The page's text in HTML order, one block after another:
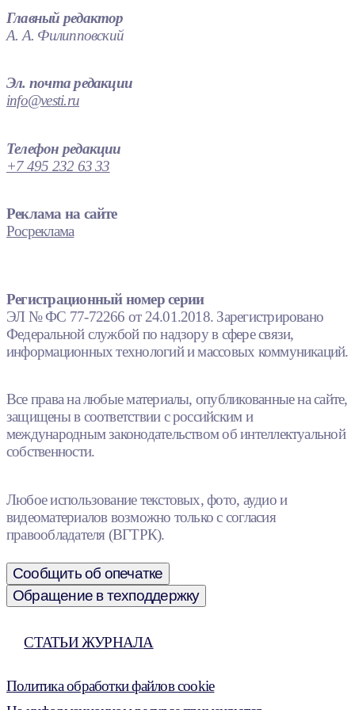
Главный редактор
А. А. Филипповский
Эл. почта редакции
info@vesti.ru
Телефон редакции
+7 495 232 63 33
Реклама на сайте
Росреклама
Регистрационный номер серии
ЭЛ № ФС 77-72266 от 24.01.2018. Зарегистрировано
Федеральной службой по надзору в сфере связи,
информационных технологий и массовых коммуникаций.
Все права на любые материалы, опубликованные на сайте,
защищены в соответствии с российским и
международным законодательством об интеллектуальной
собственности.
Любое использование текстовых, фото, аудио и
видеоматериалов возможно только с согласия
правообладателя (ВГТРК).
Сообщить об опечатке
Обращение в техподдержку
СТАТЬИ ЖУРНАЛА
Политика обработки файлов cookie